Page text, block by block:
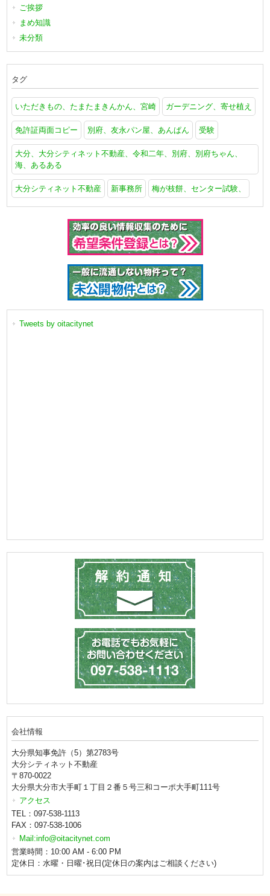
ご挨拶
まめ知識
未分類
タグ
いただきもの、たまたまきんかん、宮崎 ガーデニング、寄せ植え
免許証両面コピー 別府、友永パン屋、あんぱん 受験
大分、大分シティネット不動産、令和二年、別府、別府ちゃん、
海、あるある
大分シティネット不動産 新事務所 梅が枝餅、センター試験、
Tweets by oitacitynet
会社情報
大分県知事免許（5）第2783号
大分シティネット不動産
〒870-0022
大分県大分市大手町１丁目２番５号三和コーポ大手町111号
アクセス
TEL：097-538-1113
FAX：097-538-1006
Mail:info@oitacitynet.com
営業時間：10:00 AM - 6:00 PM
定休日：水曜・日曜･祝日(定休日の案内はご相談ください)